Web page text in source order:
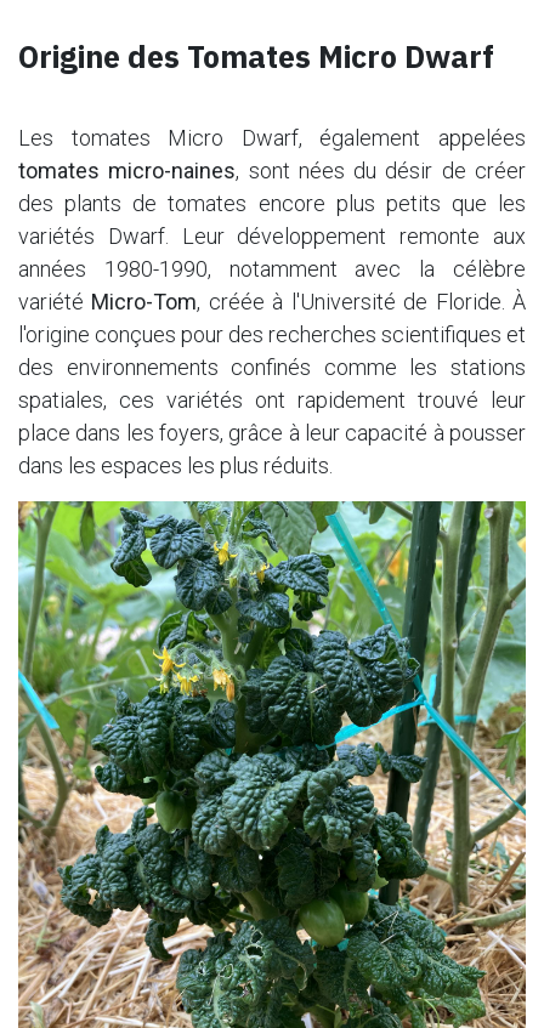
Origine des Tomates Micro Dwarf
Les tomates Micro Dwarf, également appelées
tomates micro-naines, sont nées du désir de créer
des plants de tomates encore plus petits que les
variétés Dwarf. Leur développement remonte aux
années 1980-1990, notamment avec la célèbre
variété Micro-Tom, créée à l'Université de Floride. À
l'origine conçues pour des recherches scientifiques et
des environnements confinés comme les stations
spatiales, ces variétés ont rapidement trouvé leur
place dans les foyers, grâce à leur capacité à pousser
dans les espaces les plus réduits.